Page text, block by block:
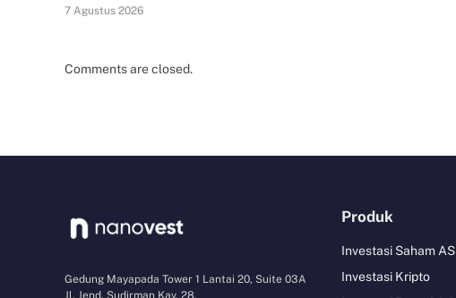
7 Agustus 2026
Comments are closed.
Gedung Mayapada Tower 1 Lantai 20, Suite 03A
Jl. Jend. Sudirman Kav. 28,
Produk
Investasi Saham AS
Investasi Kripto